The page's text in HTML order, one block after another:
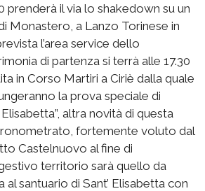
prenderà il via lo shakedown su un
Monastero, a Lanzo Torinese in
l’area service dello
di partenza si terrà alle 17.30
in Corso Martiri a Ciriè dalla quale
la prova speciale di
altra novità di questa
fortemente voluto dal
Castelnuovo al fine di
territorio sarà quello da
santuario di Sant’ Elisabetta con